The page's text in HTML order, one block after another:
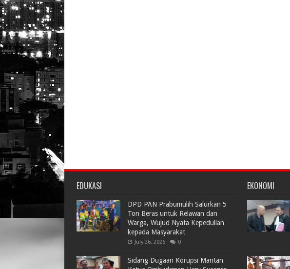
EDUKASI
DPD PAN Prabumulih Salurkan 5
Ton Beras untuk Relawan dan
Warga, Wujud Nyata Kepedulian
kepada Masyarakat
July 26, 2026 0
Sidang Dugaan Korupsi Mantan
EKONOMI